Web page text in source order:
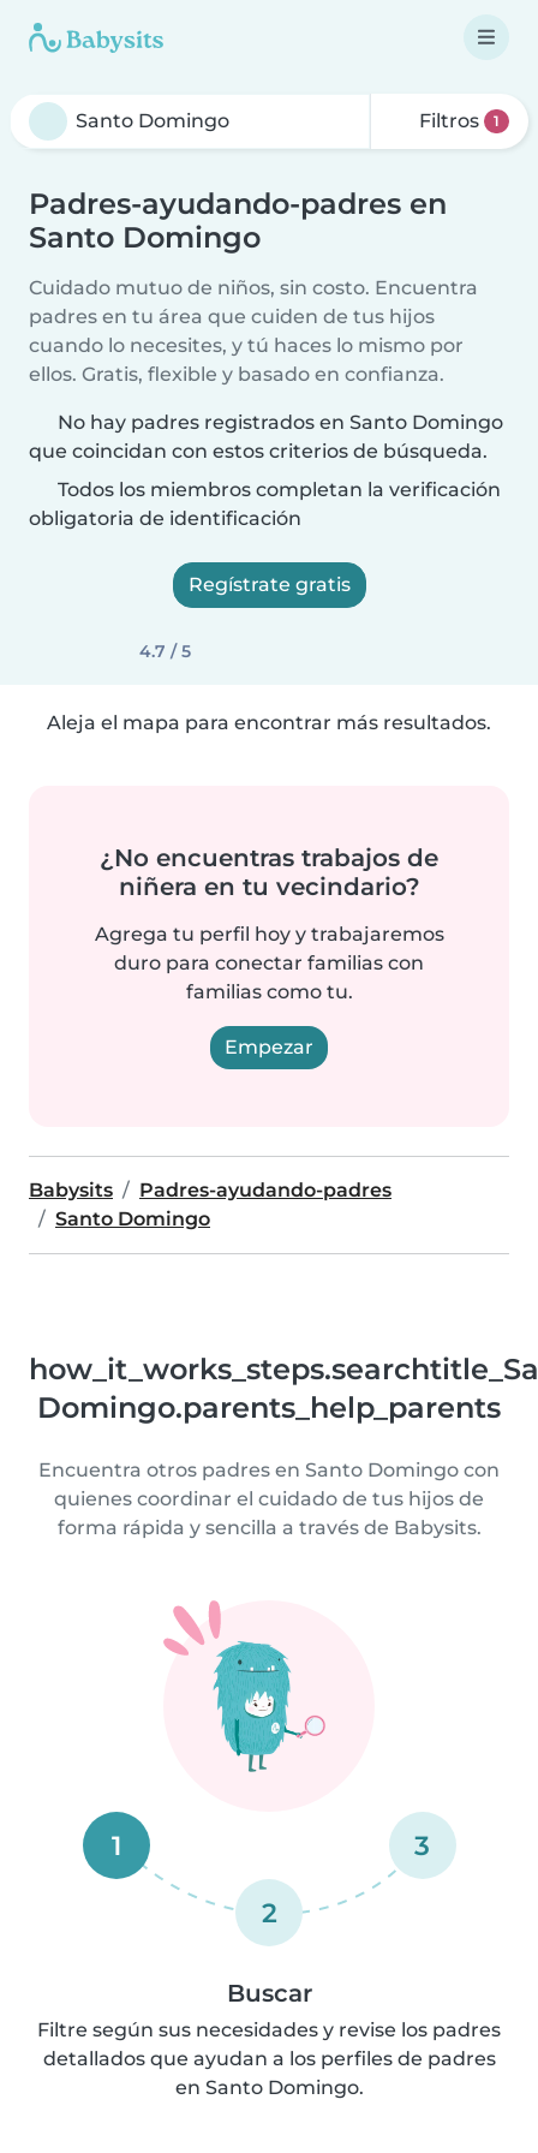
Filtros 1
Padres-ayudando-padres en
Santo Domingo
Cuidado mutuo de niños, sin costo. Encuentra
padres en tu área que cuiden de tus hijos
cuando lo necesites, y tú haces lo mismo por
ellos. Gratis, flexible y basado en confianza.
No hay padres registrados en Santo Domingo
que coincidan con estos criterios de búsqueda.
Todos los miembros completan la verificación
obligatoria de identificación
Regístrate gratis
4.7 / 5
Aleja el mapa para encontrar más resultados.
¿No encuentras trabajos de
niñera en tu vecindario?
Agrega tu perfil hoy y trabajaremos
duro para conectar familias con
familias como tu.
Empezar
Babysits
Padres-ayudando-padres
Santo Domingo
Domingo.parents_help_parents
Encuentra otros padres en Santo Domingo con
quienes coordinar el cuidado de tus hijos de
forma rápida y sencilla a través de Babysits.
1
2
3
Buscar
Filtre según sus necesidades y revise los padres
detallados que ayudan a los perfiles de padres
en Santo Domingo.